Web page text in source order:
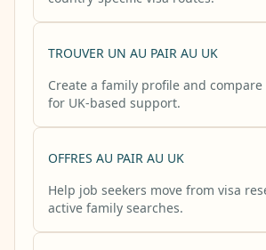
TROUVER UN AU PAIR AU UK
Create a family profile and
for UK-based support.
OFFRES AU PAIR AU UK
Help job seekers move from visa
active family searches.